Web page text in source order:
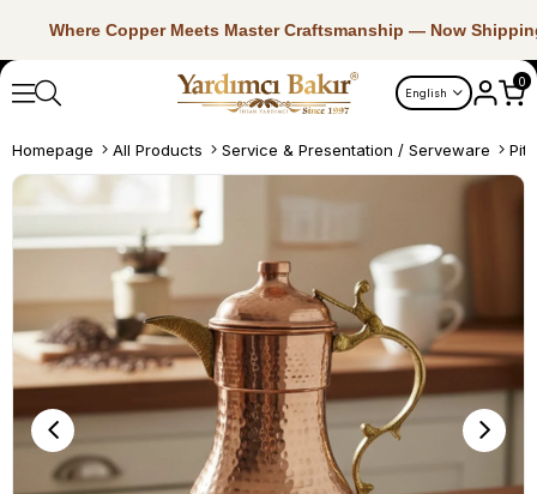
Where Copper Meets Master Craftsmanship — Now
English
0
Homepage All Products Service & Presentation / Serveware